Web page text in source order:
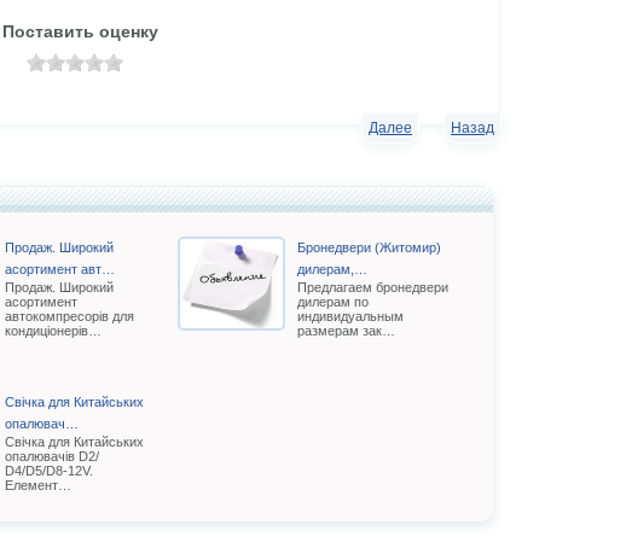
Поставить оценку
Назад
Далее
Продаж. Широкий
асортимент авт…
Продаж. Широкий
асортимент
автокомпресорів для
кондиціонерів…
Бронедвери (Житомир)
дилерам,…
Предлагаем бронедвери
дилерам по
индивидуальным
размерам зак…
Свічка для Китайських
опалювач…
Свічка для Китайських
опалювачів D2/
D4/D5/D8-12V.
Елемент…